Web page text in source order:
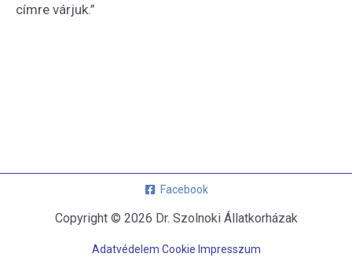
címre várjuk.”
Facebook
Copyright © 2026 Dr. Szolnoki Állatkorházak
Adatvédelem Cookie Impresszum